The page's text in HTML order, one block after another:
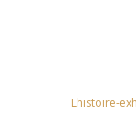
Lhistoire-